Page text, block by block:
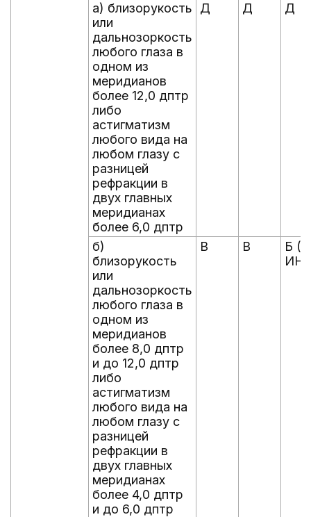
а) близорукость
или
дальнозоркость
любого глаза в
одном из
меридианов
более 12,0 дптр
либо
астигматизм
любого вида на
любом глазу с
разницей
рефракции в
двух главных
меридианах
более 6,0 дптр
Д Д Д
б)
близорукость
или
дальнозоркость
любого глаза в
одном из
меридианов
более 8,0 дптр
и до 12,0 дптр
либо
астигматизм
любого вида на
любом глазу с
разницей
рефракции в
двух главных
меридианах
более 4,0 дптр
и до 6,0 дптр
В В
Б